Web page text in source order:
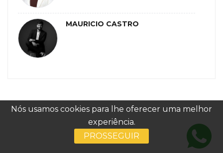
Nós usamos cookies para lhe oferecer uma melhor
experiência.
PROSSEGUIR
MAURICIO CASTRO